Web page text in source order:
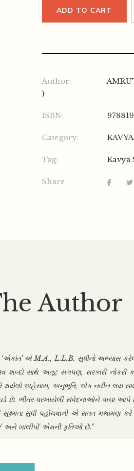
ADD TO CART
Author:
)
ISBN:
Category:
Tag: Kavya
Share
Author
એ M.A., L.L.B. સુધીનો અભ્યાસ
શબ્દો સાથે અતૂટ સગપણ, સરકારી નોકરી
થયેલો અહેસાસ, અનુભૂતિ, એક નવીન લય સાથે
છે. ભીતર ધરખાયેલી સંવેદનાઓને વાચા
સુધી પહોંચવાની એ સતત મથામણ
અને ખાલીપો' એમની કૃતિઓ છે."